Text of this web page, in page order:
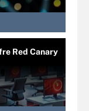
Red Canary